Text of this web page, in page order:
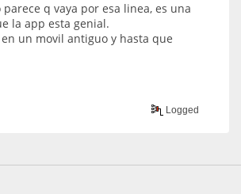
parece q vaya por esa linea, es una
la app esta genial.
un movil antiguo y hasta que
Logged